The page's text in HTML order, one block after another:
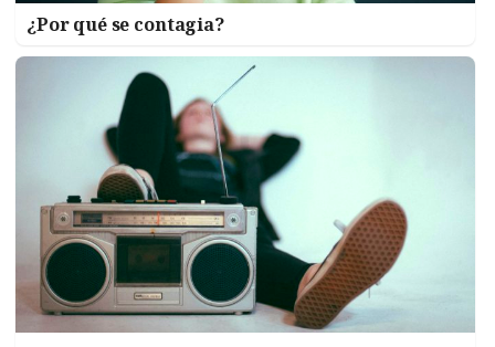
¿Por qué se contagia?